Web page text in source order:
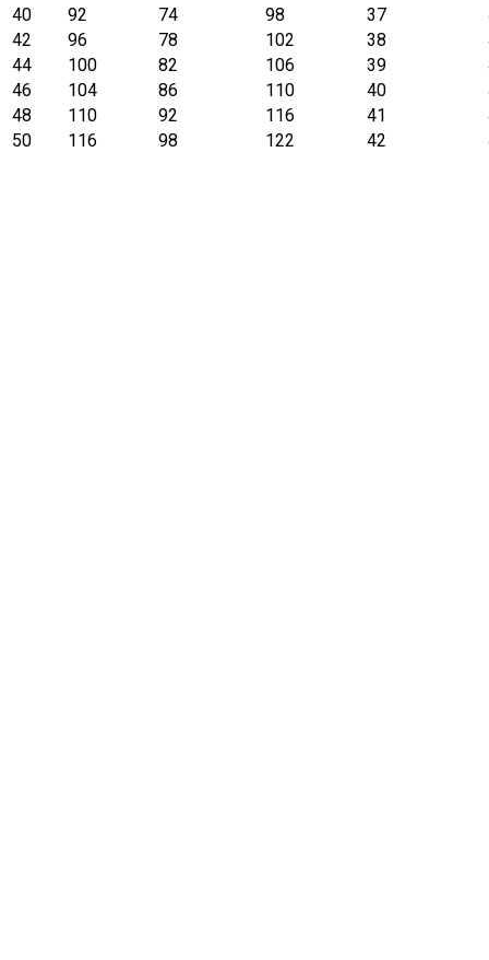
40
92 74 98 37
42
96 78 102 38
44
100 82 106 39
46
104 86 110 40
48
110 92 116 41
50
116 98 122 42